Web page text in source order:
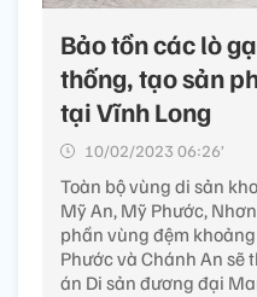
Bảo tồn các lò
thống, tạo sản
tại Vĩnh Long
10/02/2023 06:26’
Toàn bộ vùng di sản
Mỹ An, Mỹ Phước,
phần vùng đệm
Phước và Chánh An
án Di sản đương đại